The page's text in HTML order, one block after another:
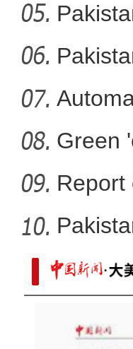
在舞
已经一人多
Green
Report
sa